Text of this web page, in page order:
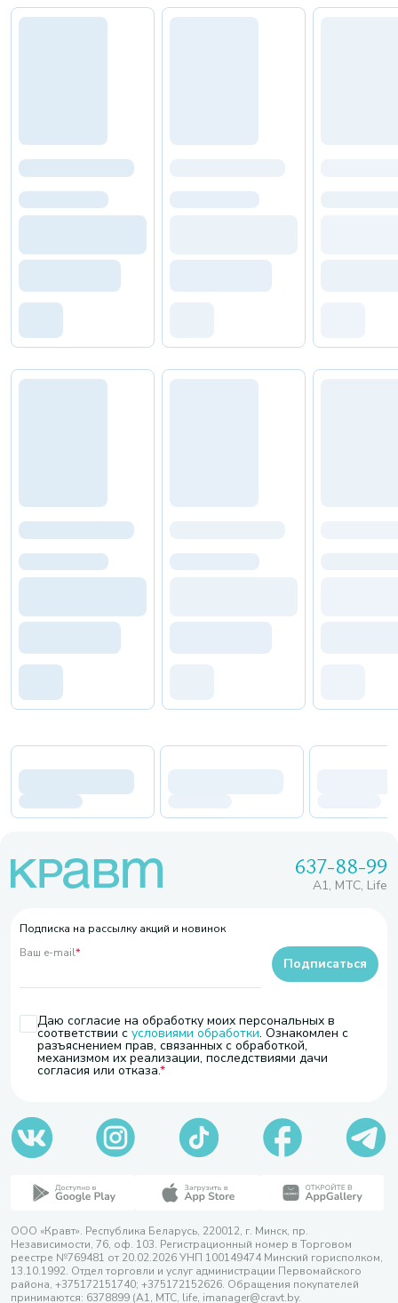
637-88-99
A1, МТС, Life
Подписка на рассылку акций и новинок
Ваш e-mail*
Даю согласие на обработку моих персональных в
соответствии с условиями обработки. Ознакомлен с
разъяснением прав, связанных с обработкой,
механизмом их реализации, последствиями дачи
согласия или отказа.
Подписаться
ООО «Кравт». Республика Беларусь, 220012, г. Минск, пр.
Независимости, 76, оф. 103. Регистрационный номер в Торговом
реестре №769481 от 20.02.2026 УНП 100149474 Минский горисполком,
13.10.1992. Отдел торговли и услуг администрации Первомайского
района, +375172151740; +375172152626. Обращения покупателей
принимаются: 6378899 (А1, МТС, life, imanager@cravt.by.